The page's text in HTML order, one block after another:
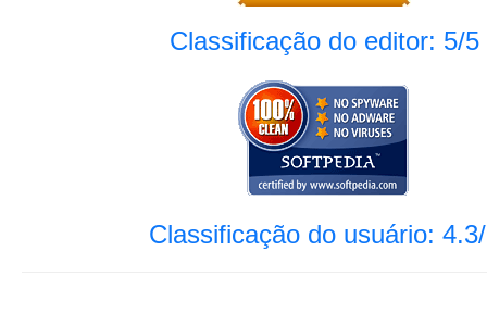
Classificação do editor: 5/5
Classificação do usuário: